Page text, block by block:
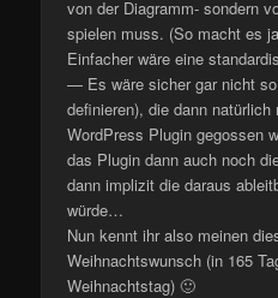
von der Diagramm- sondern
spielen muss. (So macht es
Einfacher wäre eine
— Es wäre sicher gar nicht
definieren), die dann
WordPress Plugin gegossen
das Plugin dann auch noch
dann implizit die daraus
würde…
Nun kennt ihr also meinen
Weihnachtswunsch (in 165
Weihnachtstag) 🙂